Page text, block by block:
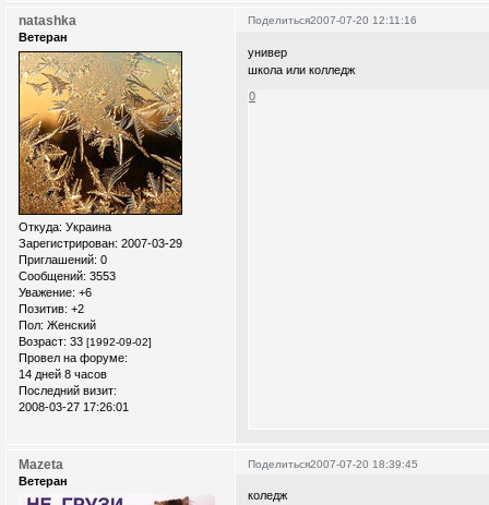
Поделиться2007-07-20 12:11:16
natashka
Ветеран
Откуда: Украина
Зарегистрирован: 2007-03-29
Приглашений: 0
Сообщений: 3553
Уважение: +6
Позитив: +2
Пол: Женский
Возраст: 33 [1992-09-02]
Провел на форуме:
14 дней 8 часов
Последний визит:
2008-03-27 17:26:01
универ
школа или колледж
0
Поделиться2007-07-20 18:39:45
Mazeta
Ветеран
коледж